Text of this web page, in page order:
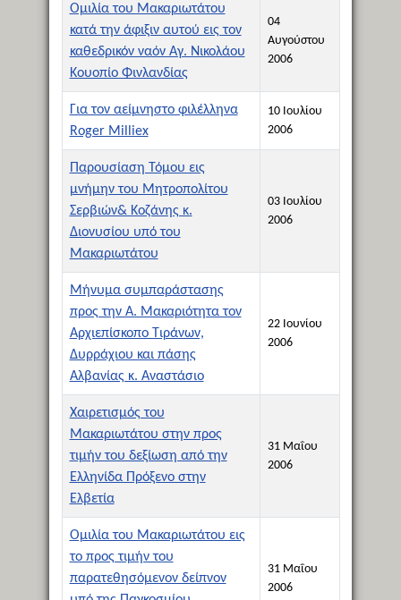
Ομιλία του Μακαριωτάτου
κατά την άφιξιν αυτού εις τον
καθεδρικόν ναόν Αγ. Νικολάου
Κουοπίο Φινλανδίας
04
Αυγούστου
2006
Για τον αείμνηστο φιλέλληνα
Roger Milliex
10 Ιουλίου
2006
Παρουσίαση Τόμου εις
μνήμην του Μητροπολίτου
Σερβιών& Κοζάνης κ.
Διονυσίου υπό του
Μακαριωτάτου
03 Ιουλίου
2006
Μήνυμα συμπαράστασης
προς την Α. Μακαριότητα τον
Αρχιεπίσκοπο Τιράνων,
Δυρράχιου και πάσης
Αλβανίας κ. Αναστάσιο
22 Ιουνίου
2006
Χαιρετισμός του
Μακαριωτάτου στην προς
τιμήν του δεξίωση από την
Ελληνίδα Πρόξενο στην
Ελβετία
31 Μαΐου
2006
Ομιλία του Μακαριωτάτου εις
το προς τιμήν του
παρατεθησόμενον δείπνον
31 Μαΐου
2006